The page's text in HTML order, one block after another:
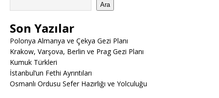
Ara
Son Yazılar
Polonya Almanya ve Çekya Gezi Planı
Krakow, Varşova, Berlin ve Prag Gezi Planı
Kumuk Türkleri
İstanbul’un Fethi Ayrıntıları
Osmanlı Ordusu Sefer Hazırlığı ve Yolculuğu